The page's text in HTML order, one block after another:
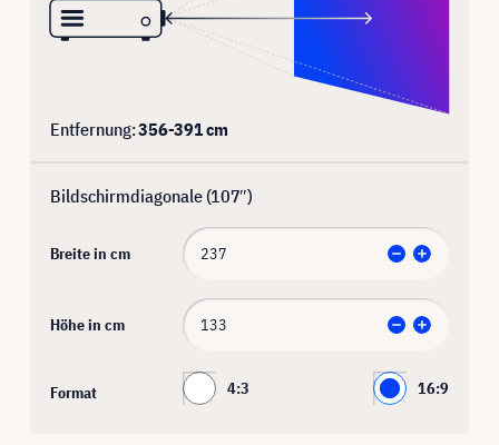
Entfernung:356-391cm
Bildschirmdiagonale (107″)
Breite in cm
Höhe in cm
Format 4:3 16:9